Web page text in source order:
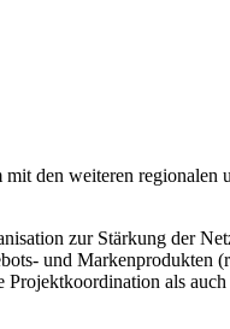
den weiteren regionalen
zur Stärkung der
und Markenprodukten
als